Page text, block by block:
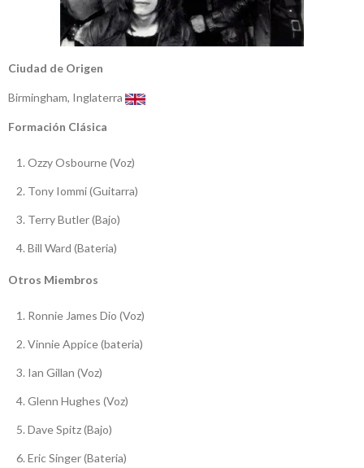
Ciudad de Origen
Birmingham, Inglaterra
Formación Clásica
Ozzy Osbourne (Voz)
Tony Iommi (Guitarra)
Terry Butler (Bajo)
Bill Ward (Bateria)
Otros Miembros
Ronnie James Dio (Voz)
Vinnie Appice (bateria)
Ian Gillan (Voz)
Glenn Hughes (Voz)
Dave Spitz (Bajo)
Eric Singer (Bateria)